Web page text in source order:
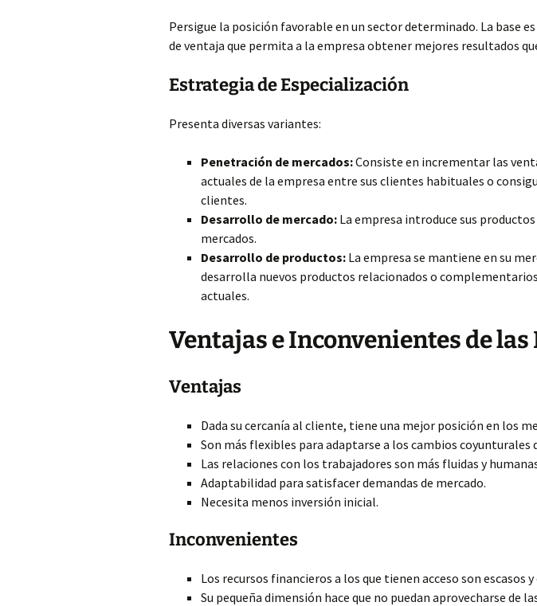
Persigue la posición favorable en un sector determinado. La base
de ventaja que permita a la empresa obtener mejores resultados
Estrategia de Especialización
Presenta diversas variantes:
Penetración de mercados:Consiste en incrementar las
actuales de la empresa entre sus clientes habituales o
clientes.
Desarrollo de mercado: La empresa introduce sus
mercados.
Desarrollo de productos: La empresa se mantiene en su
desarrolla nuevos productos relacionados o
actuales.
Ventajas e Inconvenientes de las
Ventajas
Dada su cercanía al cliente, tiene una mejor posición en los
Son más flexibles para adaptarse a los cambios coyunturales
Las relaciones con los trabajadores son más fluidas y
Adaptabilidad para satisfacer demandas de mercado.
Necesita menos inversión inicial.
Inconvenientes
Los recursos financieros a los que tienen acceso son escasos y
Su pequeña dimensión hace que no puedan aprovecharse de